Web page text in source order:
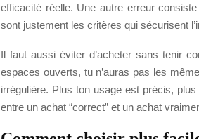
efficacité réelle. Une autre erreur
sont justement les critères qui sécurisent
Il faut aussi éviter d’acheter sans tenir
espaces ouverts, tu n’auras pas les
irrégulière. Plus ton usage est précis,
entre un achat “correct” et un achat